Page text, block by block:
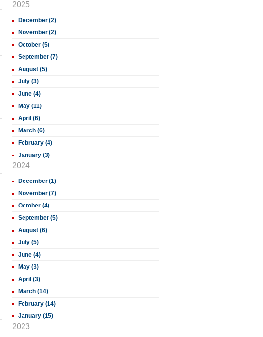
2025
December (2)
November (2)
October (5)
September (7)
August (5)
July (3)
June (4)
May (11)
April (6)
March (6)
February (4)
January (3)
2024
December (1)
November (7)
October (4)
September (5)
August (6)
July (5)
June (4)
May (3)
April (3)
March (14)
February (14)
January (15)
2023